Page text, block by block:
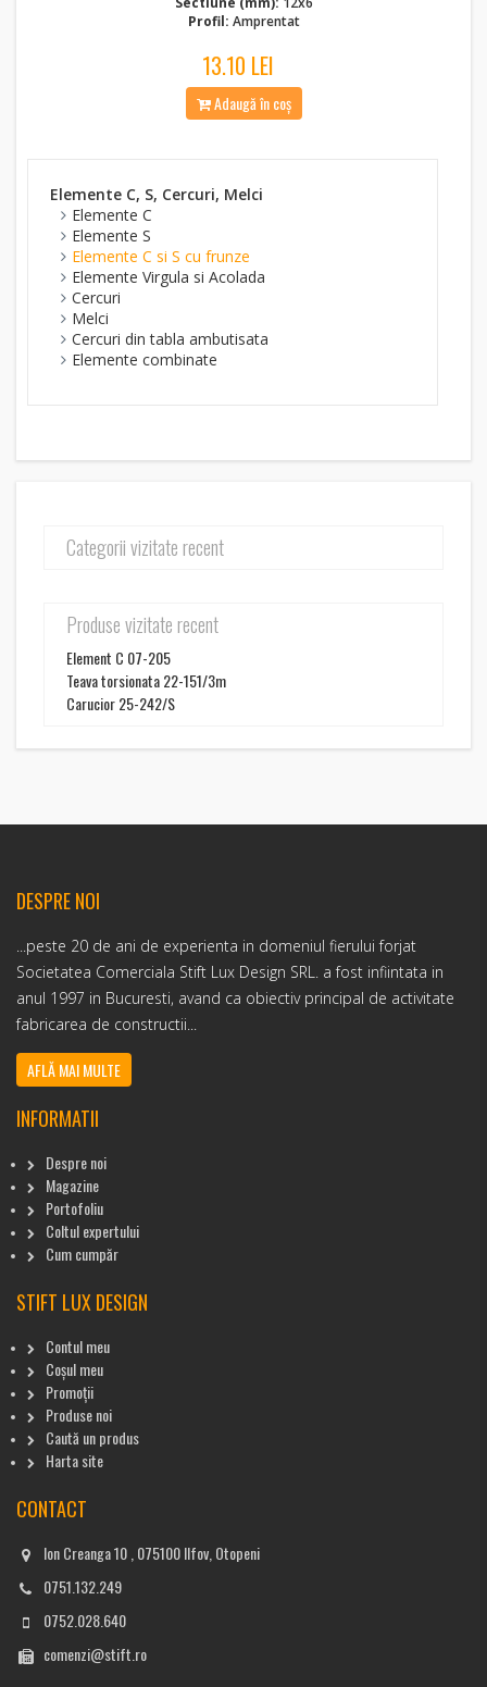
Profil: Amprentat
13.10 LEI
Adaugă în coș
Elemente C, S, Cercuri, Melci
Elemente C
Elemente S
Elemente C si S cu frunze
Elemente Virgula si Acolada
Cercuri
Melci
Cercuri din tabla ambutisata
Elemente combinate
Categorii vizitate recent
Produse vizitate recent
Element C 07-205
Teava torsionata 22-151/3m
Carucior 25-242/S
DESPRE NOI
...peste 20 de ani de experienta in domeniul fierului forjat
Societatea Comerciala Stift Lux Design SRL. a fost infiintata in
anul 1997 in Bucuresti, avand ca obiectiv principal de activitate
fabricarea de constructii...
AFLĂ MAI MULTE
INFORMATII
Despre noi
Magazine
Portofoliu
Coltul expertului
Cum cumpăr
STIFT LUX DESIGN
Contul meu
Coșul meu
Promoții
Produse noi
Caută un produs
Harta site
CONTACT
Ion Creanga 10 , 075100 Ilfov, Otopeni
0751.132.249
0752.028.640
comenzi@stift.ro